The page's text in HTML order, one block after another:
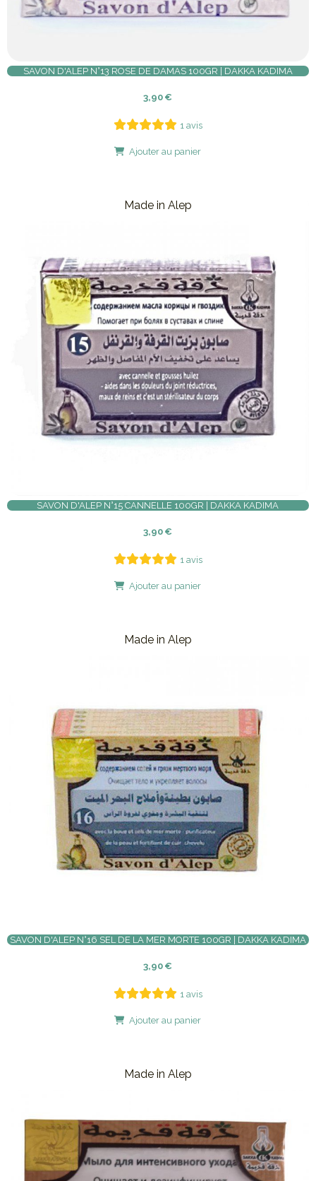
SAVON D'ALEP N°13 ROSE DE DAMAS 100GR | DAKKA KADIMA
3,90 €
1 avis
Ajouter au panier
Made in Alep
SAVON D'ALEP N°15 CANNELLE 100GR | DAKKA KADIMA
3,90 €
1 avis
Ajouter au panier
Made in Alep
SAVON D'ALEP N°16 SEL DE LA MER MORTE 100GR | DAKKA KADIMA
3,90 €
1 avis
Ajouter au panier
Made in Alep